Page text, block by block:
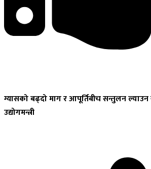
ग्यासकोबढ्दो माग र आपूर्तिबीच सन्तुलन ल्याउन
उद्योगमन्त्री